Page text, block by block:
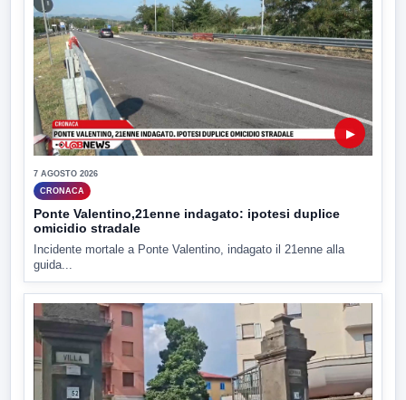
▶
7 AGOSTO 2026
CRONACA
Ponte Valentino,21enne indagato: ipotesi duplice
omicidio stradale
Incidente mortale a Ponte Valentino, indagato il 21enne alla
guida...